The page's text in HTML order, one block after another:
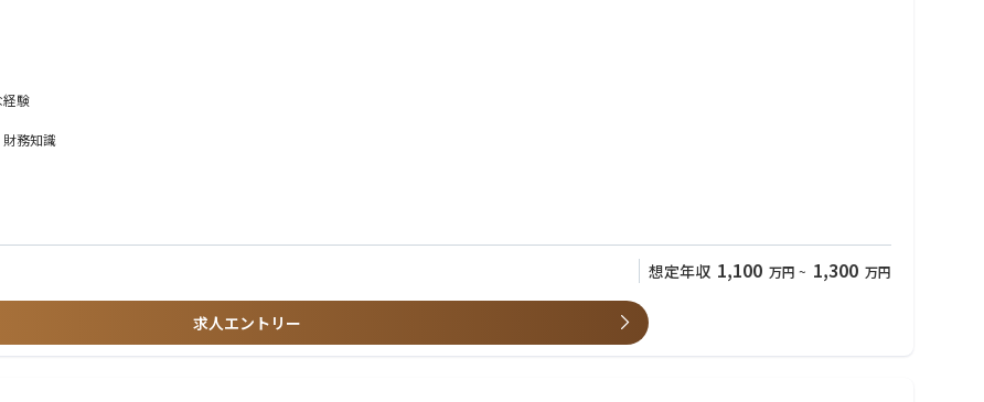
一環で北上への出張が生じる場合がございます。
ニア
）
責任を担います。
確保し、Inventory Managementにおける継続的な改善、標準化、効率化を推進します。
セスを設計し、売上の最大化と過剰・陳腐化在庫（E&O）の最小化を実現する。
とを確保する。
ロセスを効果的かつ効率的に実行するためのツールを提供する。
定し、在庫管理プロセスの改善策を提案する。
持する。
。
と協働を促進して継続的に在庫管理プロセスを改善する。
経験
務知識
ど)を使用した経験
するための、優れたコミュニケーションスキルとステーク
ィング）
想定年収 1,100 万円 ~ 1,300 万円
求人エントリー